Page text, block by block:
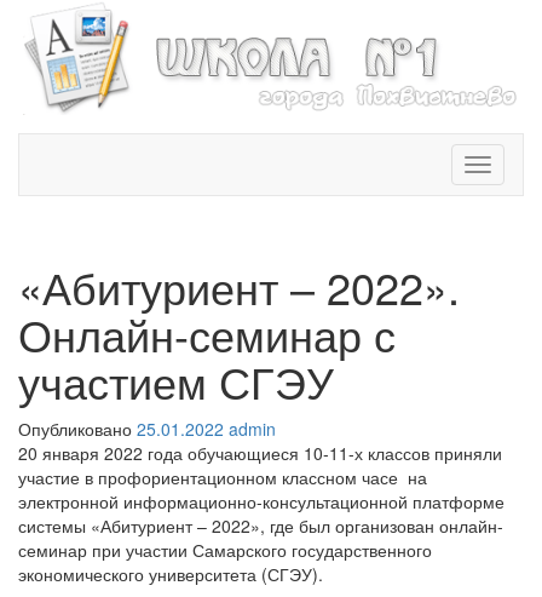
T
o
t
o
n
«Абитуриент – 2022».
Онлайн-семинар с
участием СГЭУ
Опубликовано 25.01.2022 admin
20 января 2022 года обучающиеся 10-11-х классов приняли
участие в профориентационном классном часе на
электронной информационно-консультационной платформе
системы «Абитуриент – 2022», где был организован онлайн-
семинар при участии Самарского государственного
экономического университета (СГЭУ).